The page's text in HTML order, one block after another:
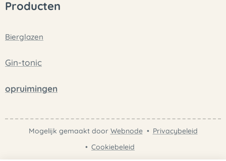
Producten
Bierglazen
Gin-tonic
opruimingen
Mogelijk gemaakt door Webnode
Privacybeleid
Cookiebeleid